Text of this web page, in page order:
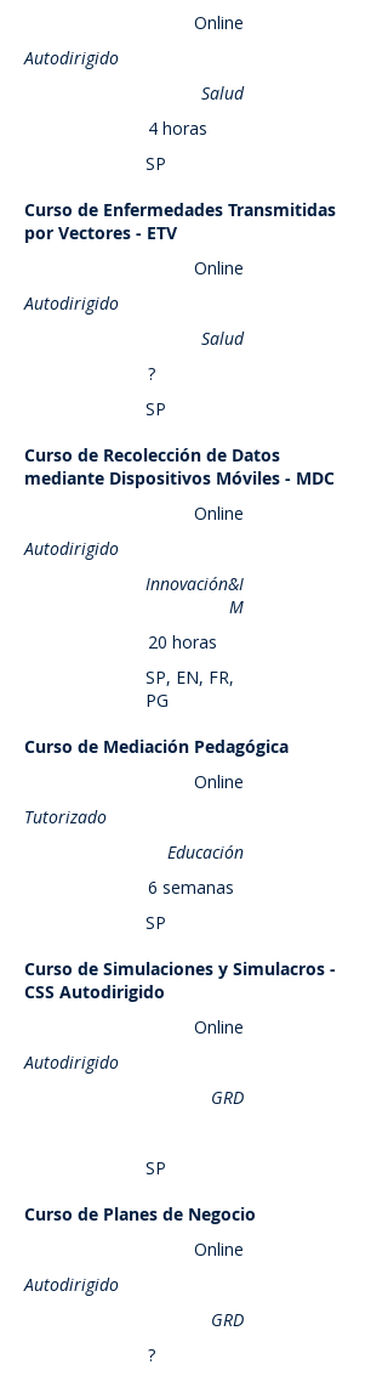
Online
Autodirigido
Salud
4 horas
SP
Saber más
Curso de Enfermedades Transmitidas
por Vectores - ETV
Online
Autodirigido
Salud
?
SP
Saber más
Curso de Recolección de Datos
mediante Dispositivos Móviles - MDC
Online
Autodirigido
Innovación&I
M
20 horas
SP, EN, FR,
PG
Saber más
Curso de Mediación Pedagógica
Online
Tutorizado
Educación
6 semanas
SP
Saber más
Curso de Simulaciones y Simulacros -
CSS Autodirigido
Online
Autodirigido
GRD
SP
Saber más
Curso de Planes de Negocio
Online
Autodirigido
GRD
?